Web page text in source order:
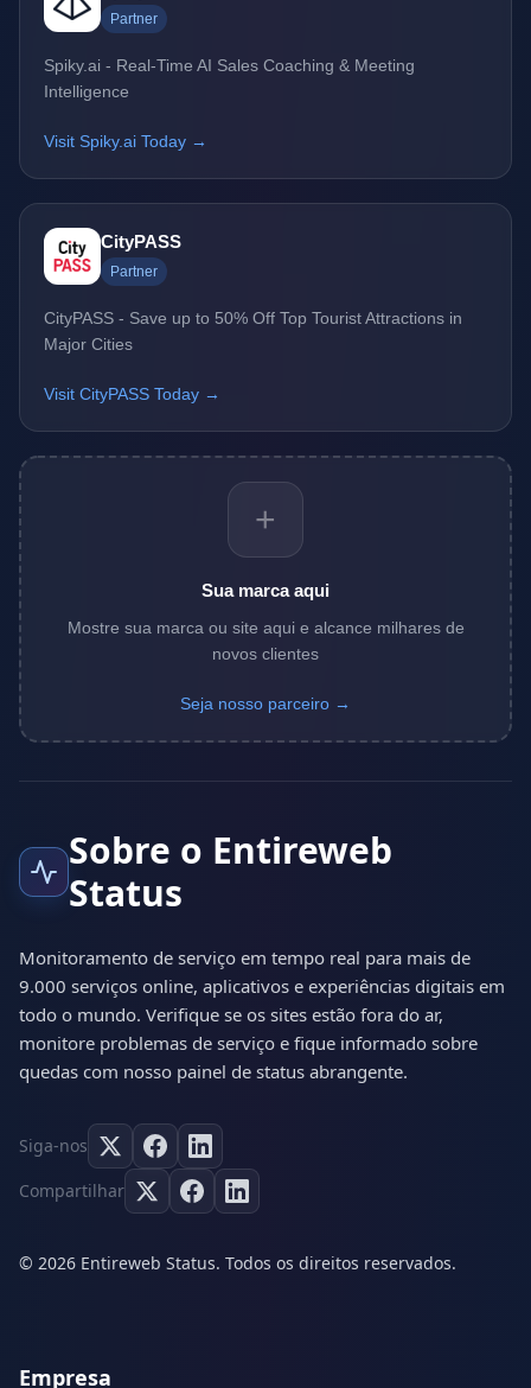
Partner
Spiky.ai - Real-Time AI Sales Coaching & Meeting
Intelligence
Visit Spiky.ai Today →
CityPASS
Partner
CityPASS - Save up to 50% Off Top Tourist Attractions in
Major Cities
Visit CityPASS Today →
+
Sua marca aqui
Mostre sua marca ou site aqui e alcance milhares de
novos clientes
Seja nosso parceiro →
Sobre o Entireweb
Status
Monitoramento de serviço em tempo real para mais de
9.000 serviços online, aplicativos e experiências digitais em
todo o mundo. Verifique se os sites estão fora do ar,
monitore problemas de serviço e fique informado sobre
quedas com nosso painel de status abrangente.
Siga-nos
Compartilhar
© 2026 Entireweb Status. Todos os direitos reservados.
Empresa